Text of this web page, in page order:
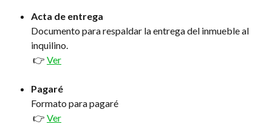
Acta de entrega
Documento para respaldar la entrega del inmueble al
inquilino.
👉 Ver
Pagaré
Formato para pagaré
👉 Ver